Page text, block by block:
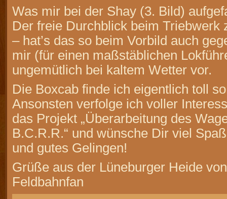
Was mir bei der Shay (3. Bild)
Der freie Durchblick beim Triebwerk
– hat’s das so beim Vorbild auch
mir (für einen maßstäblichen
ungemütlich bei kaltem Wetter vor.
Die Boxcab finde ich eigentlich toll
Ansonsten verfolge ich voller
das Projekt „Überarbeitung des
B.C.R.R.“ und wünsche Dir viel Spaß
und gutes Gelingen!
Grüße aus der Lüneburger Heide
Feldbahnfan